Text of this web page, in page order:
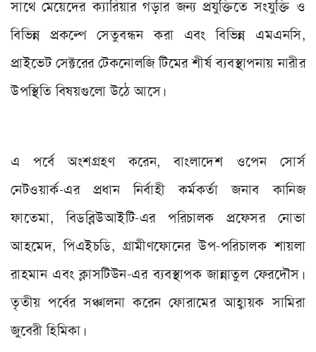
সাথে মেয়েদের ক্যারিয়ার গড়ার জন্য প্রযুক্তিতে সংযুক্তি ও
বিভিন্ন প্রকল্পে সেতুবন্ধন করা এবং বিভিন্ন এমএনসি,
প্রাইভেট সেক্টরের টেকনোলজি টিমের শীর্ষ ব্যবস্থাপনায় নারীর
উপস্থিতি বিষয়গুলো উঠে আসে।
এ পর্বে অংশগ্রহণ করেন,বাংলাদেশ ওপেন সোর্স
নেটওয়ার্ক-এর প্রধান নির্বাহী কর্মকর্তা জনাব কানিজ
ফাতেমা,বিডব্লিউআইটি-এর পরিচালক প্রফেসর নোভা
আহমেদ,পিএইচডি, গ্রামীণফোনের উপ-পরিচালক শায়লা
রাহমান এবং ক্লাসটিউন-এর ব্যবস্থাপক জান্নাতুল ফেরদৌস।
তৃতীয় পর্বের সঞ্চালনা করেন ফোরামের আহ্বায়ক সামিরা
জুবেরী হিমিকা।